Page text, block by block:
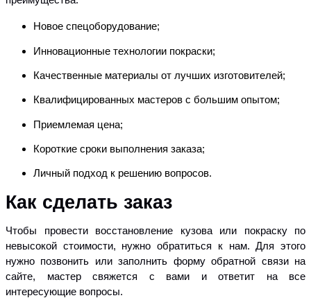
Новое спецоборудование;
Инновационные технологии покраски;
Качественные материалы от лучших изготовителей;
Квалифицированных мастеров с большим опытом;
Приемлемая цена;
Короткие сроки выполнения заказа;
Личный подход к решению вопросов.
Как сделать заказ
Чтобы провести восстановление кузова или покраску по
невысокой стоимости, нужно обратиться к нам. Для этого
нужно позвонить или заполнить форму обратной связи на
сайте, мастер свяжется с вами и ответит на все
интересующие вопросы.